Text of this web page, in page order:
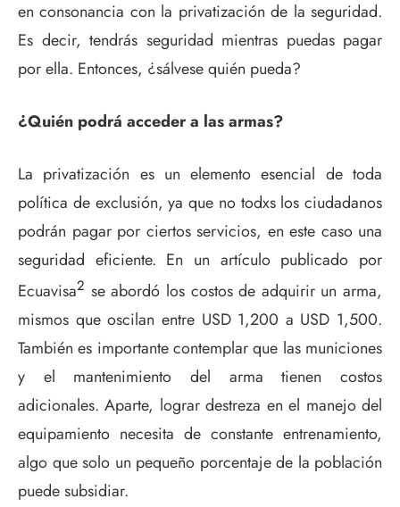
en consonancia con la privatización de la seguridad.
Es decir, tendrás seguridad mientras puedas pagar
por ella. Entonces, ¿sálvese quién pueda?
¿Quién podrá acceder a las armas?
La privatización es un elemento esencial de toda
política de exclusión, ya que no todxs los ciudadanos
podrán pagar por ciertos servicios, en este caso una
seguridad eficiente. En un artículo publicado por
Ecuavisa2 se abordó los costos de adquirir un arma,
mismos que oscilan entre USD 1,200 a USD 1,500.
También es importante contemplar que las municiones
y el mantenimiento del arma tienen costos
adicionales. Aparte, lograr destreza en el manejo del
equipamiento necesita de constante entrenamiento,
algo que solo un pequeño porcentaje de la población
puede subsidiar.